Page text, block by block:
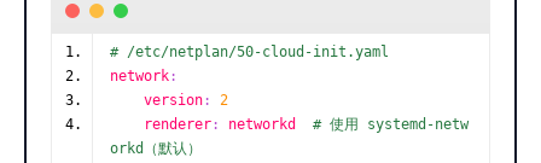
# /etc/netplan/50-cloud-init.yaml
network:
    version
:
2
    renderer
: networkd # 使用 systemd-netw
orkd（默认）